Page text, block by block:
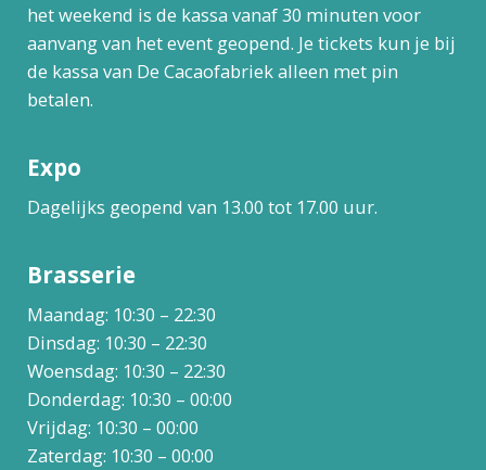
het weekend is de kassa vanaf 30 minuten voor
aanvang van het event geopend. Je tickets kun je bij
de kassa van De Cacaofabriek alleen met pin
betalen.
Expo
Dagelijks geopend van 13.00 tot 17.00 uur.
Brasserie
Maandag: 10:30 – 22:30
Dinsdag: 10:30 – 22:30
Woensdag: 10:30 – 22:30
Donderdag: 10:30 – 00:00
Vrijdag: 10:30 – 00:00
Zaterdag: 10:30 – 00:00